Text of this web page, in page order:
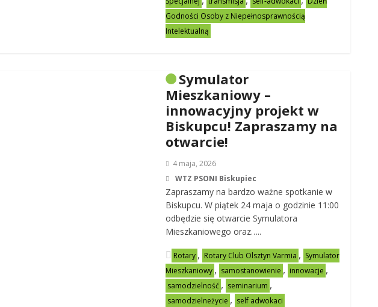
Godności Osoby z Niepełnosprawnością
Intelektualną
Symulator
Mieszkaniowy –
innowacyjny projekt w
Biskupcu! Zapraszamy na
otwarcie!
4 maja, 2026
WTZ PSONI Biskupiec
Zapraszamy na bardzo ważne spotkanie w
Biskupcu. W piątek 24 maja o godzinie 11:00
odbędzie się otwarcie Symulatora
Mieszkaniowego oraz…..
Rotary , Rotary Club Olsztyn Varmia , Symulator
Mieszkaniowy , samostanowienie , innowacje ,
samodzielność , seminarium ,
samodzielneżycie , self adwokaci